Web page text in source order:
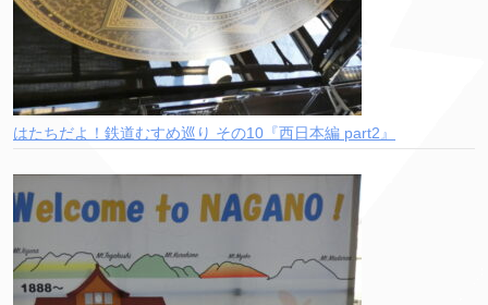
はたちだよ！鉄道むすめ巡り その10『西日本編 part2』